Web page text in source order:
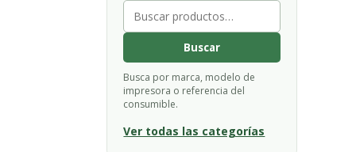
Buscar
por:
Buscar
Busca por marca, modelo de
impresora o referencia del
consumible.
Ver todas las categorías